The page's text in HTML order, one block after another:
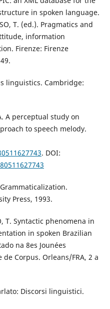
in spoken language.
T. (ed.). Pragmatics and
information
Firenze: Firenze
linguistics. Cambridge:
A perceptual study on
to speech melody.
. DOI:
Grammaticalization.
Press, 1993.
T. Syntactic phenomena in
in spoken Brazilian
na 8es Jounées
Corpus. Orleans/FRA, 2 a
Discorsi linguistici.